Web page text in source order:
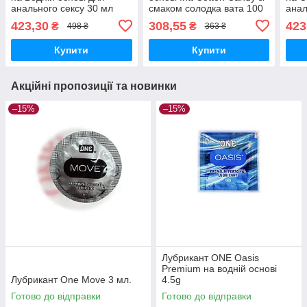
анального сексу 30 мл
423,30 ₴ 498 ₴
Купити
смаком солодка вата 100
308,55₴ 363 ₴
Купити
Акційні пропозиції та новинки
–15%
Лубрикант One Move 3 мл.
Готово до відправки
–15%
Лубрикант ONE Oasis
Premium на водній основі
4.5g
Готово до відправки